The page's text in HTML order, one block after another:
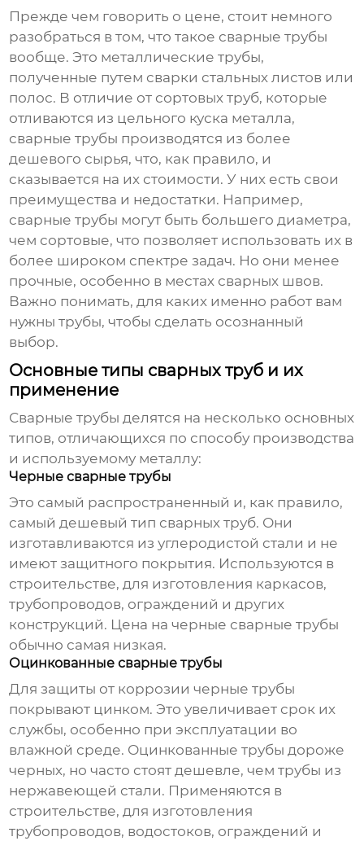
Прежде чем говорить о цене, стоит немного
разобраться в том, что такое сварные трубы
вообще. Это металлические трубы,
полученные путем сварки стальных листов или
полос. В отличие от сортовых труб, которые
отливаются из цельного куска металла,
сварные трубы производятся из более
дешевого сырья, что, как правило, и
сказывается на их стоимости. У них есть свои
преимущества и недостатки. Например,
сварные трубы могут быть большего диаметра,
чем сортовые, что позволяет использовать их в
более широком спектре задач. Но они менее
прочные, особенно в местах сварных швов.
Важно понимать, для каких именно работ вам
нужны трубы, чтобы сделать осознанный
выбор.
Основные типы сварных труб и их
применение
Сварные трубы делятся на несколько основных
типов, отличающихся по способу производства
и используемому металлу:
Черные сварные трубы
Это самый распространенный и, как правило,
самый дешевый тип сварных труб. Они
изготавливаются из углеродистой стали и не
имеют защитного покрытия. Используются в
строительстве, для изготовления каркасов,
трубопроводов, ограждений и других
конструкций. Цена начерные сварные трубы
обычно самая низкая.
Оцинкованные сварные трубы
Для защиты от коррозии черные трубы
покрывают цинком. Это увеличивает срок их
службы, особенно при эксплуатации во
влажной среде. Оцинкованные трубы дороже
черных, но часто стоят дешевле, чем трубы из
нержавеющей стали. Применяются в
строительстве, для изготовления
трубопроводов, водостоков, ограждений и